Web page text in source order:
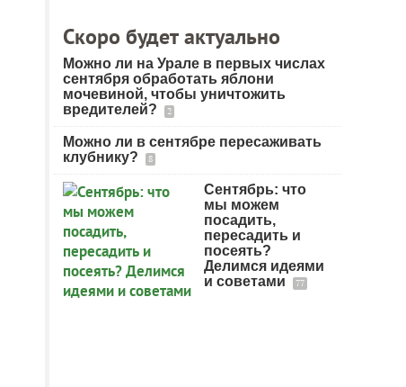
Скоро будет актуально
Можно ли на Урале в первых числах
сентября обработать яблони
мочевиной, чтобы уничтожить
вредителей?
2
Можно ли в сентябре пересаживать
клубнику?
8
Сентябрь: что
мы можем
посадить,
пересадить и
посеять?
Делимся идеями
и советами
77